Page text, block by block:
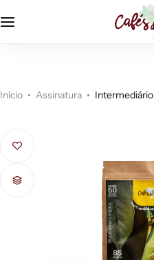
r$19,90 - frete fixo
Início Assinatura